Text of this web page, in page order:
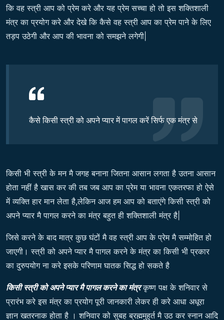
कि वह स्त्री आप को प्रेम करे और यह प्रेम सच्चा हो तो इस शक्तिशाली
मंत्र का प्रयोग करे और देखे कि कैसे वह स्त्री आप का प्रेम पाने के लिए
तड़प उठेगी और आप की भावना को समझने लगेगी|
कैसे किसी स्त्री को अपने प्यार में पागल करें सिर्फ एक मंत्र से
किसी भी स्त्री के मन मै जगह बनाना जितना आसान लगता है उतना आसान
होता नहीं है खास कर की तब जब आप का प्रेम या भावना एकतरफा हो ऐसे
में व्यक्ति हार मान लेता है,लेकिन आज हम आप को बताएंगे किसी स्त्री को
अपने प्यार मै पागल करने का मंत्र बहुत ही शक्तिशाली मंत्र है|
जिसे करने के बाद मात्र कुछ घंटों मै वह स्त्री आप के प्रेम मै सम्मोहित हो
जाएगी। स्त्री को अपने प्यार मै पागल करने के मंत्र का किसी भी प्रकार
का दुरुपयोग ना करे इसके परिणाम घातक सिद्ध हो सकते है
किसी स्त्री को अपने प्यार मै पागल करने का मंत्रकृष्ण पक्ष के शनिवार से
प्रारंभ करे इस मंत्र का प्रयोग पूरी जानकारी लेकर ही करे आधा अधूरा
ज्ञान खतरनाक होता है । शनिवार को सुबह ब्रह्ममुहुर्त मै उठ कर स्नान आदि